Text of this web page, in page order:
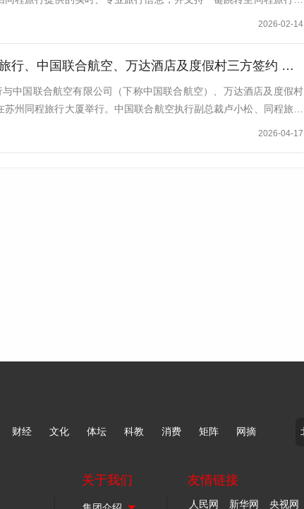
2026-02-14
、中国联合航空、万达酒店及度假村三方签约 共筑一站式出行服务新生态
中国联合航空有限公司（下称中国联合航空）、万达酒店及度假村
苏州同程旅行大厦举行。中国联合航空执行副总裁卢小松、同程旅行
2026-04-17
财经 文化 体坛 科教 消费 矩阵 网摘
关于我们 友情链接
人民网 新华网 央视网